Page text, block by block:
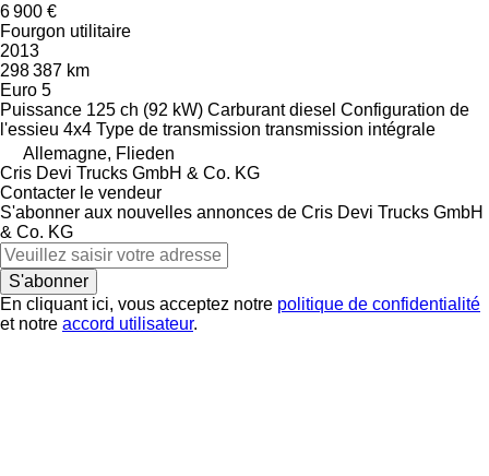
6 900 €
Fourgon utilitaire
2013
298 387 km
Euro 5
Puissance 125 ch (92 kW) Carburant diesel Configuration de
l'essieu 4x4 Type de transmission transmission intégrale
Allemagne, Flieden
Cris Devi Trucks GmbH & Co. KG
Contacter le vendeur
S'abonner aux nouvelles annonces de Cris Devi Trucks GmbH
& Co. KG
S'abonner
En cliquant ici, vous acceptez notre politique de confidentialité
et notre accord utilisateur.